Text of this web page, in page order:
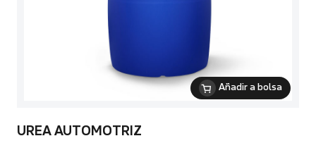
Añadir a bolsa
UREA AUTOMOTRIZ